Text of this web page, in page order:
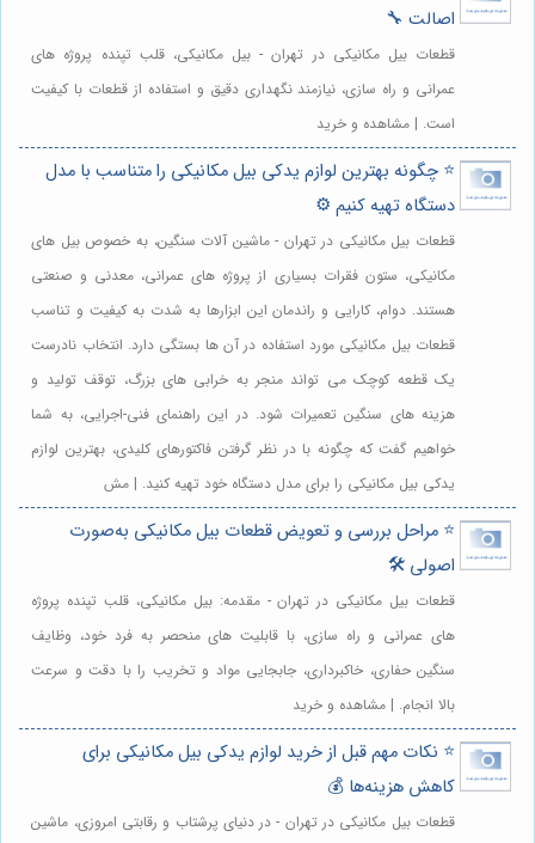
اصالت 🔧
قطعات بیل مکانیکی در تهران - بیل مکانیکی، قلب تپنده پروژه های
عمرانی و راه سازی، نیازمند نگهداری دقیق و استفاده از قطعات با کیفیت
است. | مشاهده و خرید
⭐️ چگونه بهترین لوازم یدکی بیل مکانیکی را متناسب با مدل
دستگاه تهیه کنیم ⚙️
قطعات بیل مکانیکی در تهران - ماشین آلات سنگین، به خصوص بیل های
مکانیکی، ستون فقرات بسیاری از پروژه های عمرانی، معدنی و صنعتی
هستند. دوام، کارایی و راندمان این ابزارها به شدت به کیفیت و تناسب
قطعات بیل مکانیکی مورد استفاده در آن ها بستگی دارد. انتخاب نادرست
یک قطعه کوچک می تواند منجر به خرابی های بزرگ، توقف تولید و
هزینه های سنگین تعمیرات شود. در این راهنمای فنی-اجرایی، به شما
خواهیم گفت که چگونه با در نظر گرفتن فاکتورهای کلیدی، بهترین لوازم
یدکی بیل مکانیکی را برای مدل دستگاه خود تهیه کنید. | مش
⭐️ مراحل بررسی و تعویض قطعات بیل مکانیکی به‌صورت
اصولی 🛠️
قطعات بیل مکانیکی در تهران - مقدمه: بیل مکانیکی، قلب تپنده پروژه
های عمرانی و راه سازی، با قابلیت های منحصر به فرد خود، وظایف
سنگین حفاری، خاکبرداری، جابجایی مواد و تخریب را با دقت و سرعت
بالا انجام. | مشاهده و خرید
⭐️ نکات مهم قبل از خرید لوازم یدکی بیل مکانیکی برای
کاهش هزینه‌ها 💰
قطعات بیل مکانیکی در تهران - در دنیای پرشتاب و رقابتی امروزی، ماشین